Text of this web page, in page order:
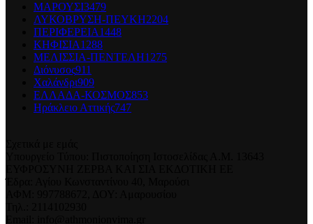
ΜΑΡΟΥΣΙ3479
ΛΥΚΟΒΡΥΣΗ-ΠΕΥΚΗ2204
ΠΕΡΙΦΕΡΕΙΑ1448
ΚΗΦΙΣΙΑ1288
ΜΕΛΙΣΣΙΑ-ΠΕΝΤΕΛΗ1275
Διόνυσος911
Χαλάνδρι909
ΕΛΛΑΔΑ-ΚΟΣΜΟΣ853
Ηράκλειο Αττικής747